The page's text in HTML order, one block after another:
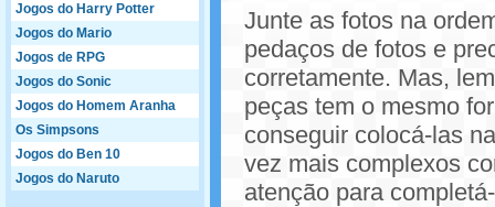
Jogos do Harry Potter
Jogos do Mario
Jogos de RPG
Jogos do Sonic
Jogos do Homem Aranha
Os Simpsons
Jogos do Ben 10
Jogos do Naruto
Junte as fotos na
pedaços de fotos e
corretamente. Mas,
peças tem o mesmo
conseguir colocá-las
vez mais complexos
atenção para